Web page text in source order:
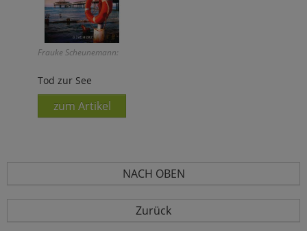
Frauke Scheunemann:
Tod zur See
zum Artikel
NACH OBEN
Zurück